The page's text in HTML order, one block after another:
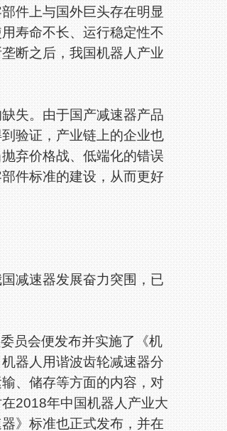
件上与国外巨头存在明显
寿命不长、运行稳定性不
断之后，我国机器人产业
失。由于国产减速器产品
验证，产业链上的企业也
弃价格战、低端化的错误
件标准的建设，从而更好
减速器发展奋力突围，已
员会便发布并实施了《机
器人用谐波齿轮减速器分
、储存等方面的内容，对
2018年中国机器人产业大
》标准也正式发布，并在